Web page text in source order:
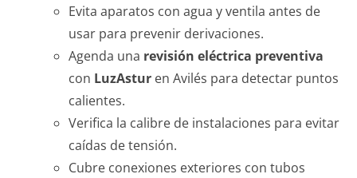
Evita aparatos con agua y ventila antes de
usar para prevenir derivaciones.
Agenda una revisión eléctrica preventiva
con LuzAstur en Avilés para detectar puntos
calientes.
Verifica la calibre de instalaciones para evitar
caídas de tensión.
Cubre conexiones exteriores con tubos